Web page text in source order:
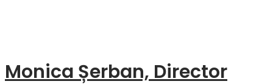
Monica Șerban, Director